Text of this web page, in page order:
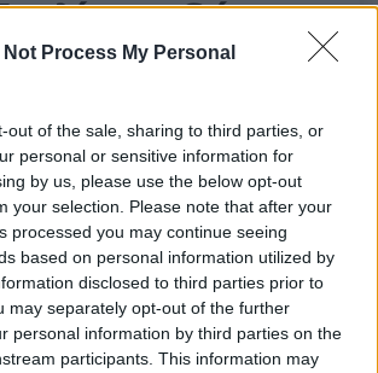
Not Process My Personal
out of the sale, sharing to third parties, or
personal or sensitive information for
by us, please use the below opt-out
your selection. Please note that after your
processed you may continue seeing
based on personal information utilized by
disclosed to third parties prior to
may separately opt-out of the further
personal information by third parties on the
participants. This information may
εδώ
2000 /2000
Υποβολή σχολίου
προστατεύεται από reCAPTCHA, ισχύουν
&Όροι Χρήσηςτης Google.